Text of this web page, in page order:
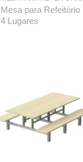
Mesa para Refeitório
4 Lugares